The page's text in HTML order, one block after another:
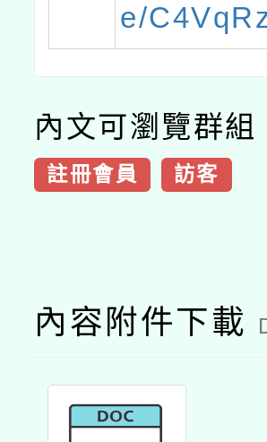
e/
內文可瀏覽群組
註冊會員 訪客
內容附件下載